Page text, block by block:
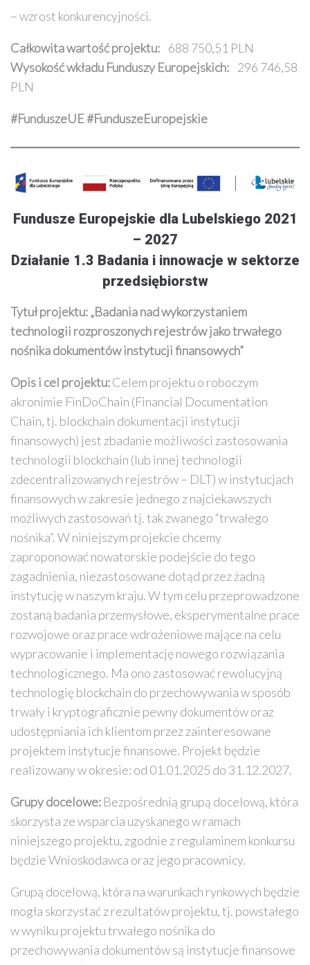
– wzrost konkurencyjności.
Całkowita wartość projektu: 688 750,51 PLN
Wysokość wkładu Funduszy Europejskich: 296 746,58
PLN
#FunduszeUE #FunduszeEuropejskie
Fundusze Europejskie dla Lubelskiego 2021
– 2027
Działanie 1.3 Badania i innowacje w sektorze
przedsiębiorstw
Tytuł projektu: „Badania nad wykorzystaniem
technologii rozproszonych rejestrów jako trwałego
nośnika dokumentów instytucji finansowych”
Opis i cel projektu:Celem projektu o roboczym
akronimie FinDoChain (Financial Documentation
Chain, tj. blockchain dokumentacji instytucji
finansowych) jest zbadanie możliwości zastosowania
technologii blockchain (lub innej technologii
zdecentralizowanych rejestrów – DLT) w instytucjach
finansowych w zakresie jednego z najciekawszych
możliwych zastosowań tj. tak zwanego “trwałego
nośnika”. W niniejszym projekcie chcemy
zaproponować nowatorskie podejście do tego
zagadnienia, niezastosowane dotąd przez żadną
instytucję w naszym kraju. W tym celu przeprowadzone
zostaną badania przemysłowe, eksperymentalne prace
rozwojowe oraz prace wdrożeniowe mające na celu
wypracowanie i implementację nowego rozwiązania
technologicznego. Ma ono zastosować rewolucyjną
technologię blockchain do przechowywania w sposób
trwały i kryptograficznie pewny dokumentów oraz
udostępniania ich klientom przez zainteresowane
projektem instytucje finansowe. Projekt będzie
realizowany w okresie: od 01.01.2025 do 31.12.2027.
Grupy docelowe: Bezpośrednią grupą docelową, która
skorzysta ze wsparcia uzyskanego w ramach
niniejszego projektu, zgodnie z regulaminem konkursu
będzie Wnioskodawca oraz jego pracownicy.
Grupą docelową, która na warunkach rynkowych będzie
mogła skorzystać z rezultatów projektu, tj. powstałego
w wyniku projektu trwałego nośnika do
przechowywania dokumentów są instytucje finansowe